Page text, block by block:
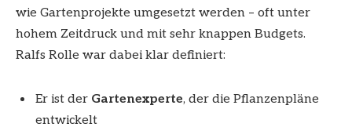
wie Gartenprojekte umgesetzt werden – oft unter
hohem Zeitdruck und mit sehr knappen Budgets.
Ralfs Rolle war dabei klar definiert:
Er ist der Gartenexperte, der die Pflanzenpläne
entwickelt